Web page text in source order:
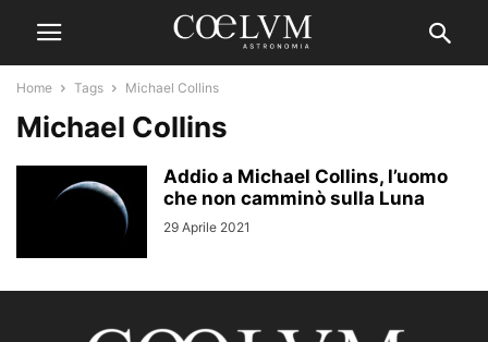
Home Tags Michael Collins
Michael Collins
Addio a Michael Collins, l’uomo
che non camminò sulla Luna
29 Aprile 2021